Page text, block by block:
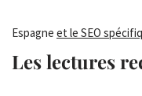
Espagne et le SEO
Les lectures